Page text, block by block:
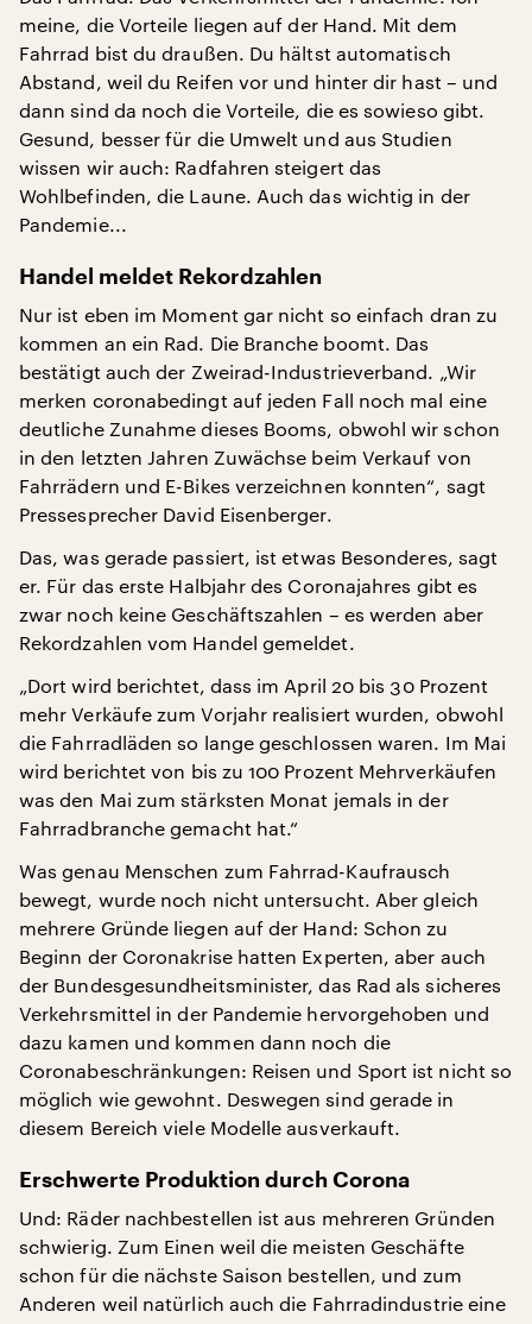
meine, die Vorteile liegen auf der Hand. Mit dem
Fahrrad bist du draußen. Du hältst automatisch
Abstand, weil du Reifen vor und hinter dir hast – und
dann sind da noch die Vorteile, die es sowieso gibt.
Gesund, besser für die Umwelt und aus Studien
wissen wir auch: Radfahren steigert das
Wohlbefinden, die Laune. Auch das wichtig in der
Pandemie...
Handel meldet Rekordzahlen
Nur ist eben im Moment gar nicht so einfach dran zu
kommen an ein Rad. Die Branche boomt. Das
bestätigt auch der Zweirad-Industrieverband. „Wir
merken coronabedingt auf jeden Fall noch mal eine
deutliche Zunahme dieses Booms, obwohl wir schon
in den letzten Jahren Zuwächse beim Verkauf von
Fahrrädern und E-Bikes verzeichnen konnten“, sagt
Pressesprecher David Eisenberger.
Das, was gerade passiert, ist etwas Besonderes, sagt
er. Für das erste Halbjahr des Coronajahres gibt es
zwar noch keine Geschäftszahlen – es werden aber
Rekordzahlen vom Handel gemeldet.
„Dort wird berichtet, dass im April 20 bis 30 Prozent
mehr Verkäufe zum Vorjahr realisiert wurden, obwohl
die Fahrradläden so lange geschlossen waren. Im Mai
wird berichtet von bis zu 100 Prozent Mehrverkäufen
was den Mai zum stärksten Monat jemals in der
Fahrradbranche gemacht hat.“
Was genau Menschen zum Fahrrad-Kaufrausch
bewegt, wurde noch nicht untersucht. Aber gleich
mehrere Gründe liegen auf der Hand: Schon zu
Beginn der Coronakrise hatten Experten, aber auch
der Bundesgesundheitsminister, das Rad als sicheres
Verkehrsmittel in der Pandemie hervorgehoben und
dazu kamen und kommen dann noch die
Coronabeschränkungen: Reisen und Sport ist nicht so
möglich wie gewohnt. Deswegen sind gerade in
diesem Bereich viele Modelle ausverkauft.
Erschwerte Produktion durch Corona
Und: Räder nachbestellen ist aus mehreren Gründen
schwierig. Zum Einen weil die meisten Geschäfte
schon für die nächste Saison bestellen, und zum
Anderen weil natürlich auch die Fahrradindustrie eine